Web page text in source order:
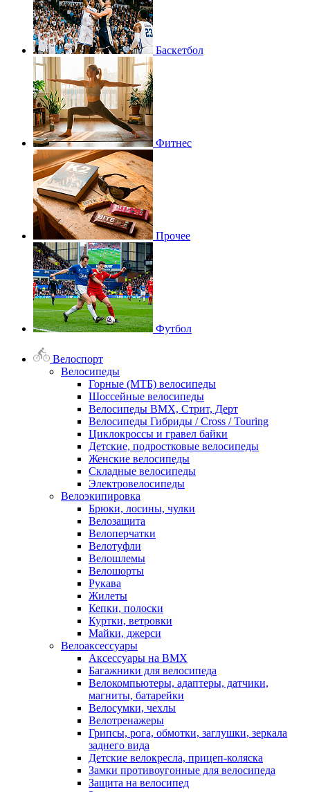
Баскетбол
Фитнес
Прочее
Футбол
Велоспорт
Велосипеды
Горные (МТБ) велосипеды
Шоссейные велосипеды
Велосипеды BMX, Стрит, Дерт
Велосипеды Гибриды / Cross / Touring
Циклокроссы и гравел байки
Детские, подростковые велосипеды
Женские велосипеды
Складные велосипеды
Электровелосипеды
Велоэкипировка
Брюки, лосины, чулки
Велозащита
Велоперчатки
Велотуфли
Велошлемы
Велошорты
Рукава
Жилеты
Кепки, полоски
Куртки, ветровки
Майки, джерси
Велоаксессуары
Аксессуары на BMX
Багажники для велосипеда
Велокомпьютеры, адаптеры, датчики,
магниты, батарейки
Велосумки, чехлы
Велотренажеры
Грипсы, рога, обмотки, заглушки, зеркала
заднего вида
Детские велокресла, прицеп-коляска
Замки противоугонные для велосипеда
Защита на велосипед